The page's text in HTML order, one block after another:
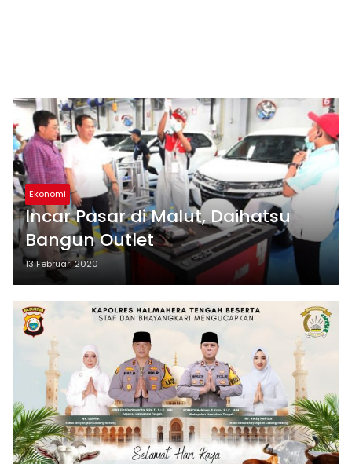
Ekonomi
Incar Pasar di Malut, Daihatsu
Bangun Outlet
13 Februari 2020